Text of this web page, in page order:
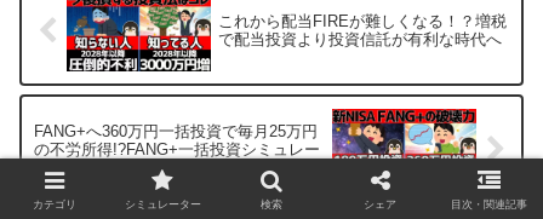
これから配当FIREが難しくなる！？増税
で配当投資より投資信託が有利な時代へ
FANG+へ360万円一括投資で毎月25万円
の不労所得!?FANG+一括投資シミュレー
カテゴリ シミュレーター 検索 シェア 目次・関連記事